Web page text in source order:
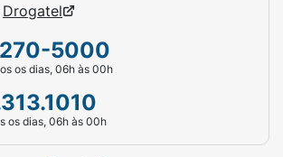
Drogatel
5000
os dias, 06h às 00h
os dias, 06h às 00h